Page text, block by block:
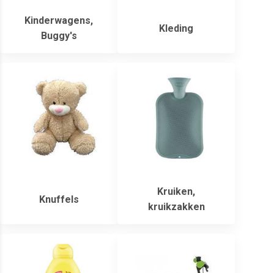
Kinderwagens,
Buggy's
Kleding
Knuffels
Kruiken,
kruikzakken